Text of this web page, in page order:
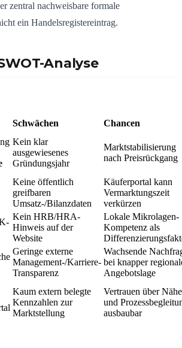
zentral nachweisbare formale
ein Handelsregistereintrag.
Analyse
Schwächen
Chancen
Kein klar
ausgewiesenes
Gründungsjahr
Marktstabilisierung
nach Preisrückgang
Keine öffentlich
greifbaren
Umsatz-/Bilanzdaten
Käuferportal kann
Vermarktungszeit
verkürzen
Kein HRB/HRA-
Hinweis auf der
Website
Lokale Mikrolagen-
Kompetenz als
Geringe externe
Management-/Karriere-
Transparenz
Wachsende
bei knapper
Angebotslage
Kaum extern belegte
Kennzahlen zur
Marktstellung
Vertrauen über Nähe
und
ausbaubar